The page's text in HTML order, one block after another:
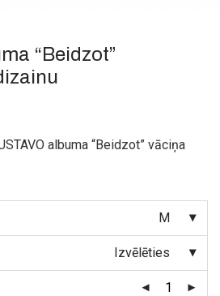
“Beidzot”
albuma “Beidzot” vāciņa
M
Izvēlēties